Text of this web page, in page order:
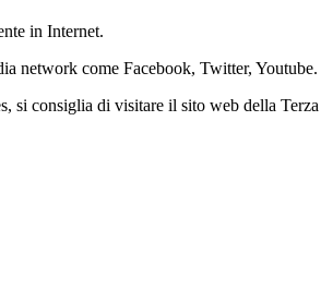
in Internet.
network come Facebook, Twitter, Youtube.
si consiglia di visitare il sito web della